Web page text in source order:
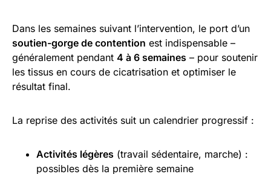
Dans les semaines suivant l’intervention, le port d’un
soutien-gorge de contention est indispensable –
généralement pendant 4 à 6 semaines – pour soutenir
les tissus en cours de cicatrisation et optimiser le
résultat final.
La reprise des activités suit un calendrier progressif :
Activités légères (travail sédentaire, marche) :
possibles dès la première semaine